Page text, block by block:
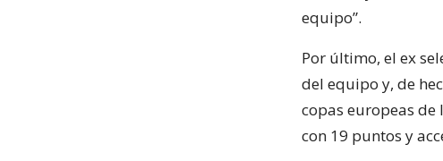
equipo”.
Por último, el ex
del equipo y, de
copas europeas
con 19 puntos y